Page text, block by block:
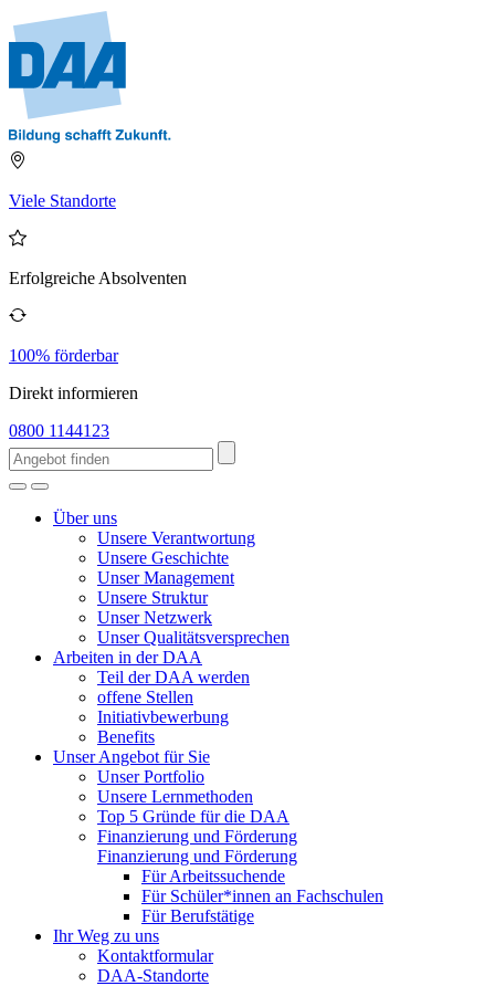
Viele Standorte
Erfolgreiche Absolventen
100% förderbar
Direkt informieren
0800 1144123
Über uns
Unsere Verantwortung
Unsere Geschichte
Unser Management
Unsere Struktur
Unser Netzwerk
Unser Qualitätsversprechen
Arbeiten in der DAA
Teil der DAA werden
offene Stellen
Initiativbewerbung
Benefits
Unser Angebot für Sie
Unser Portfolio
Unsere Lernmethoden
Top 5 Gründe für die DAA
Finanzierung und Förderung
Finanzierung und Förderung
Für Arbeitssuchende
Für Schüler*innen an Fachschulen
Für Berufstätige
Ihr Weg zu uns
Kontaktformular
DAA-Standorte